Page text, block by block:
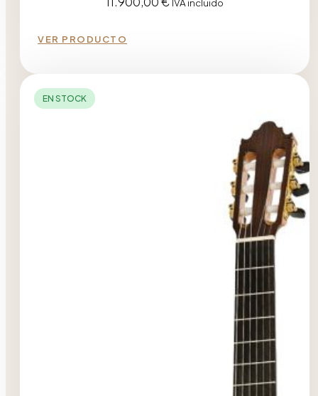
IVA incluido
VER PRODUCTO
EN STOCK